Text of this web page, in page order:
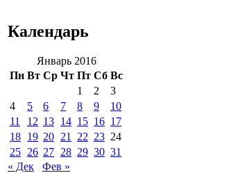
Календарь
Январь 2016
Пн Вт Ср Чт Пт Сб Вс
1
2
3
4
5 6 7 8 9
10
11
12 13 14 15 16 17
18 19 20 21 22 23 24
25 26 27 28 29 30 31
« Дек
Фев »